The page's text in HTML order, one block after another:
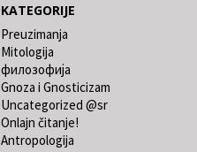
KATEGORIJE
Preuzimanja
Mitologija
филозофија
Gnoza i Gnosticizam
Uncategorized @sr
Onlajn čitanje!
Antropologija